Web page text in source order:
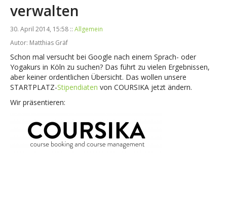
verwalten
30. April 2014, 15:58 :: Allgemein
Autor: Matthias Gräf
Schon mal versucht bei Google nach einem Sprach- oder
Yogakurs in Köln zu suchen? Das führt zu vielen Ergebnissen,
aber keiner ordentlichen Übersicht. Das wollen unsere
STARTPLATZ-Stipendiaten von COURSIKA jetzt ändern.
Wir präsentieren: